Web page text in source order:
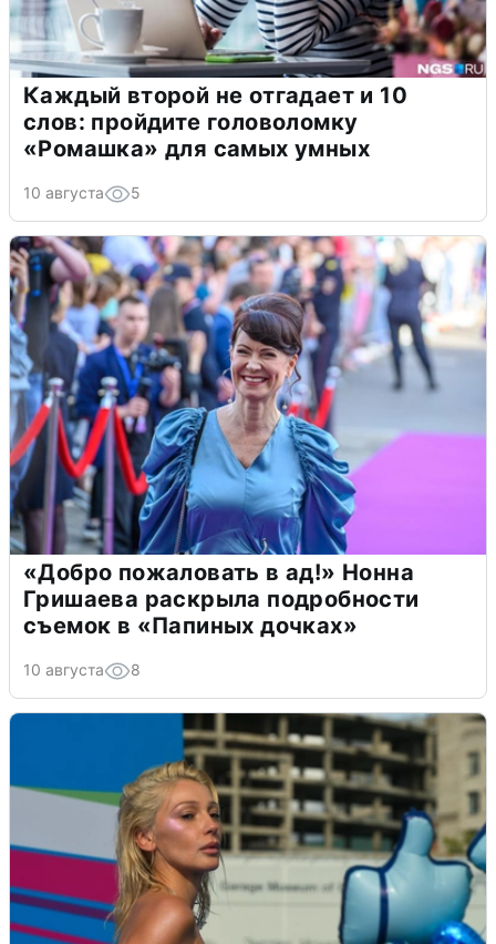
Каждый второй не отгадает и 10
слов: пройдите головоломку
«Ромашка» для самых умных
10 августа 5
«Добро пожаловать в ад!» Нонна
Гришаева раскрыла подробности
съемок в «Папиных дочках»
10 августа 8